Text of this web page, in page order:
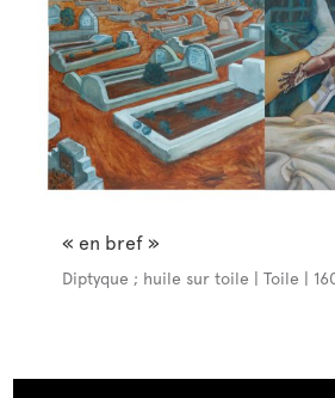
« en bref »
Diptyque ; huile sur toile | Toile |